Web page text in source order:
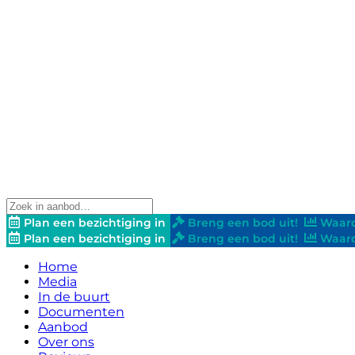
Plan een bezichtiging in Breng een bod uit!
Plan een bezichtiging in
Breng een bod uit!
Home
Media
In de buurt
Documenten
Aanbod
Over ons